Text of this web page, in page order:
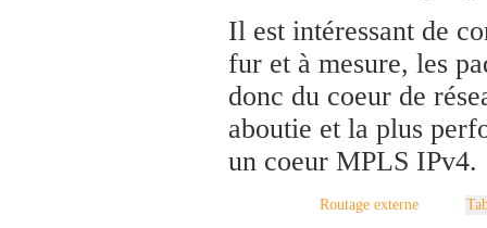
Il est intéressant de
fur et à mesure, les
donc du coeur de
aboutie et la plus
un coeur MPLS IPv4.
Routage externe